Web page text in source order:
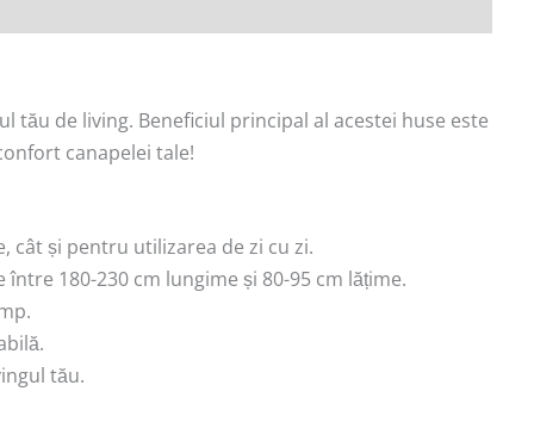
tău de living. Beneficiul principal al acestei huse este
canapelei tale!
cât și pentru utilizarea de zi cu zi.
180-230 cm lungime și 80-95 cm lățime.
tău.